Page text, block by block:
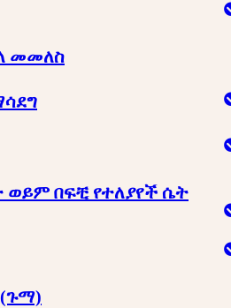
መመለስ
ወይም በፍቺ የተለያየች ሴት
(ጉማ)